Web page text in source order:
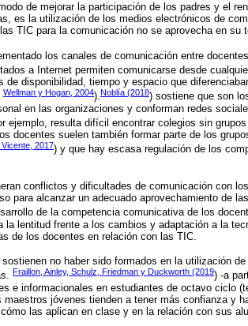
de mejorar la participación de los padres y el
es la utilización de los medios electrónicos de
TIC para la comunicación no se aprovecha en su
los canales de comunicación entre
a Internet permiten comunicarse desde
de disponibilidad, tiempo y espacio que
Wellman y Hogan, 2004).Noblía (2018) sostiene que son
en las organizaciones y conforman redes
ejemplo, resulta difícil encontrar colegios sin
docentes suelen también formar parte de los
2017) y que hay escasa regulación de los
conflictos y dificultades de comunicación con
para alcanzar un adecuado aprovechamiento de
de la competencia comunicativa de los
la lentitud frente a los cambios y adaptación a la
de los docentes en relación con las TIC.
no haber sido formados en la utilización
Fraillon, Ainley, Schulz, Friedman y Duckworth (2019) -a
e informacionales en estudiantes de octavo ciclo
jóvenes tienden a tener más confianza y
las aplican en clase y en la relación con sus